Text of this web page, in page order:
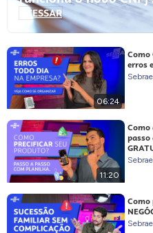
ACESSAR
06:24
Como
erros
11:20
Como
Como